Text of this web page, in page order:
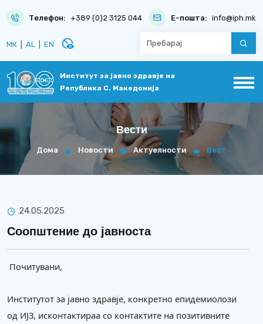
Телефон: +389 (0)2 3125 044 Е-пошта: info@iph.mk
МК AL EN disabled_visible
Институт за јавно здравје на
Република С. Македонија
Вести
Дома Новости Актуелности Вест
24.05.2025
Соопштение до јавноста
Почитувани,
Институтот за јавно здравје, конкретно епидемиолози
од ИЈЗ, исконтактираа со контактите на позитивните